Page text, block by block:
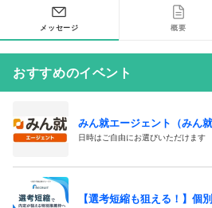
メッセージ 概要
おすすめのイベント
みん就エージェント（みん就
日時はご自由にお選びいただけます
【選考短縮も狙える！】個